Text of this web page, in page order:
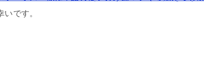
です。